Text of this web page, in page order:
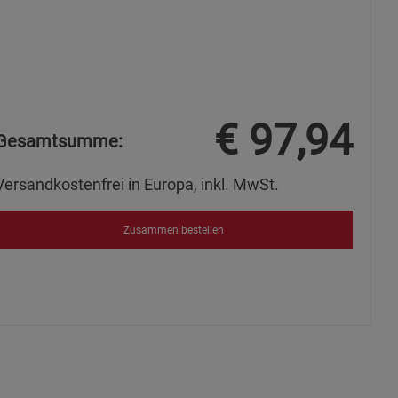
€ 97,94
in Europa, inkl. MwSt.
Zusammen bestellen